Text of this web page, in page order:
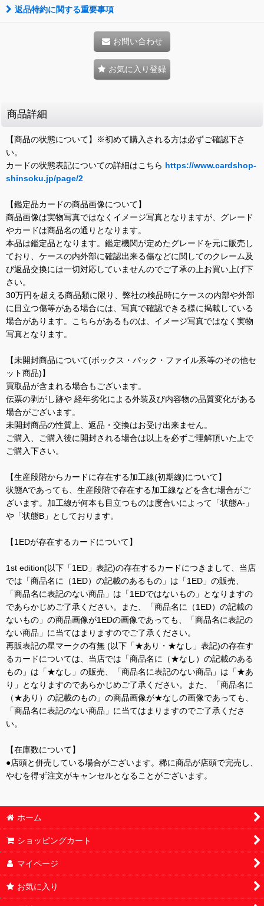
返品特約に関する重要事項
お問い合わせ
お気に入り登録
商品詳細
【商品の状態について】※初めて購入される方は必ずご確認下さ
い。
カードの状態表記についての詳細はこちら https://www.cardshop-
shinsoku.jp/page/2
【鑑定品カードの商品画像について】
商品画像は実物写真ではなくイメージ写真となりますが、グレード
やカードは商品名の通りとなります。
本品は鑑定品となります。鑑定機関が定めたグレードを元に販売し
ており、ケースの内外部に確認出来る傷などに関してのクレーム及
び返品交換には一切対応していませんのでご了承の上お買い上げ下
さい。
30万円を超える商品類に限り、弊社の検品時にケースの内部や外部
に目立つ傷等がある場合には、写真で確認できる様に掲載している
場合があります。こちらがあるものは、イメージ写真ではなく実物
写真となります。
【未開封商品について(ボックス・パック・ファイル系等のその他セ
ット商品)】
買取品が含まれる場合もございます。
伝票の剥がし跡や 経年劣化による外装及び内容物の品質変化がある
場合がございます。
未開封商品の性質上、返品・交換はお受け出来ません。
ご購入、ご購入後に開封される場合は以上を必ずご理解頂いた上で
ご購入下さい。
【生産段階からカードに存在する加工線(初期線)について】
状態Aであっても、生産段階で存在する加工線などを含む場合がご
ざいます。加工線が何本も目立つものは度合いによって「状態A-」
や「状態B」としております。
【1EDが存在するカードについて】
1st edition(以下「1ED」表記)の存在するカードにつきまして、当店
では「商品名に（1ED）の記載のあるもの」は「1ED」の販売、
「商品名に表記のない商品」は「1EDではないもの」となりますの
であらかじめご了承ください。また、「商品名に（1ED）の記載の
ないもの」の商品画像が1EDの画像であっても、「商品名に表記の
ない商品」に当てはまりますのでご了承ください。
再販表記の星マークの有無 (以下「★あり・★なし」表記)の存在す
るカードについては、当店では「商品名に（★なし）の記載のある
もの」は「★なし」の販売、「商品名に表記のない商品」は「★あ
り」となりますのであらかじめご了承ください。また、「商品名に
（★あり）の記載のもの」の商品画像が★なしの画像であっても、
「商品名に表記のない商品」に当てはまりますのでご了承くださ
い。
【在庫数について】
●店頭と併売している場合がございます。稀に商品が店頭で完売し、
やむを得ず注文がキャンセルとなることがございます。
ホーム
ショッピングカート
マイページ
お気に入り